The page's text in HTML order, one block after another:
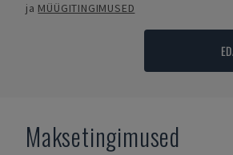
ja MÜÜGITINGIMUSED
Maksetingimused